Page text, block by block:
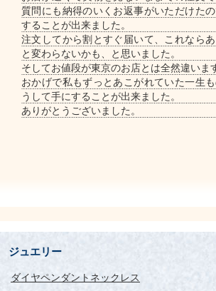
質問にも納得のいくお返事がいただけた
することが出来ました。
注文してから割とすぐ届いて、これなら
と変わらないかも、と思いました。
そしてお値段が東京のお店とは全然違いま
おかげで私もずっとあこがれていた一生
うして手にすることが出来ました。
ありがとうございました。
ジュエリー
ダイヤペンダントネックレス